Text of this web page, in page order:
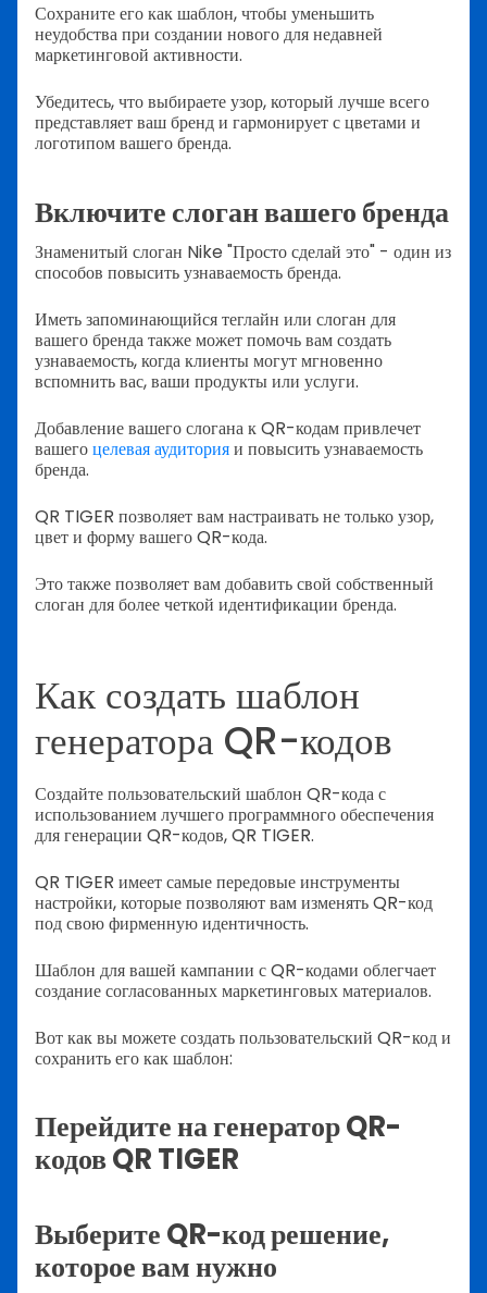
Сохраните его как шаблон, чтобы уменьшить
неудобства при создании нового для недавней
маркетинговой активности.
Убедитесь, что выбираете узор, который лучше всего
представляет ваш бренд и гармонирует с цветами и
логотипом вашего бренда.
Включите слоган вашего бренда
Знаменитый слоган Nike "Просто сделай это" - один из
способов повысить узнаваемость бренда.
Иметь запоминающийся теглайн или слоган для
вашего бренда также может помочь вам создать
узнаваемость, когда клиенты могут мгновенно
вспомнить вас, ваши продукты или услуги.
Добавление вашего слогана к QR-кодам привлечет
вашегоцелевая аудиторияи повысить узнаваемость
бренда.
QR TIGER позволяет вам настраивать не только узор,
цвет и форму вашего QR-кода.
Это также позволяет вам добавить свой собственный
слоган для более четкой идентификации бренда.
Как создать шаблон
генератора QR-кодов
Создайте пользовательский шаблон QR-кода с
использованием лучшего программного обеспечения
для генерации QR-кодов, QR TIGER.
QR TIGER имеет самые передовые инструменты
настройки, которые позволяют вам изменять QR-код
под свою фирменную идентичность.
Шаблон для вашей кампании с QR-кодами облегчает
создание согласованных маркетинговых материалов.
Вот как вы можете создать пользовательский QR-код и
сохранить его как шаблон:
Перейдите на генератор QR-
кодов QR TIGER
Выберите QR-код решение,
которое вам нужно